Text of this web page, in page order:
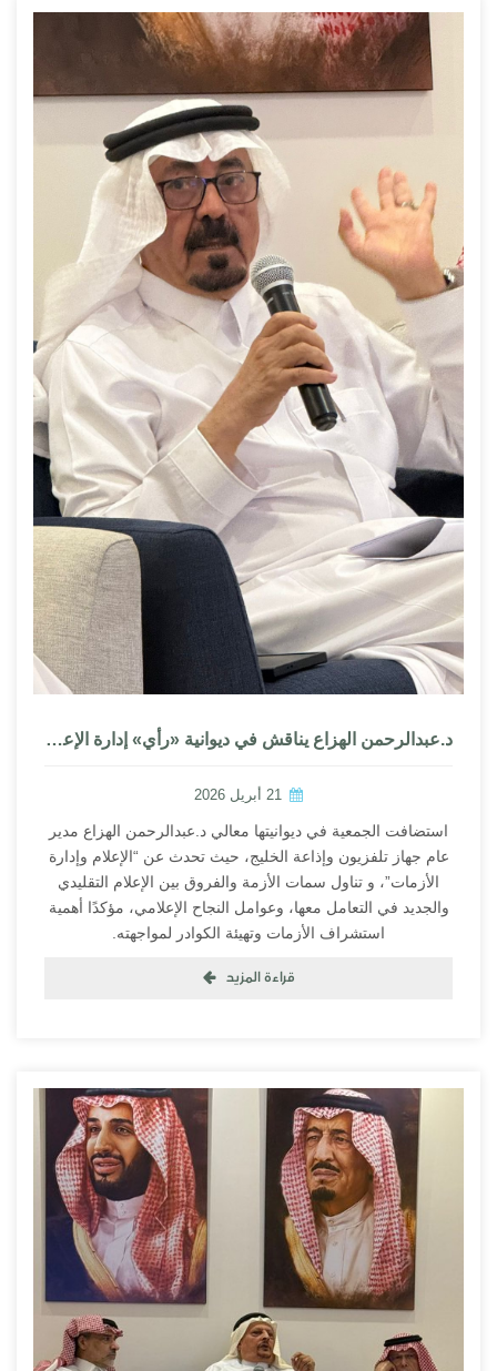
د.عبدالرحمن الهزاع يناقش في ديوانية «رأي» إدارة الإعلام في الأزمات
21 أبريل 2026
استضافت الجمعية في ديوانيتها معالي د.عبدالرحمن الهزاع مدير
عام جهاز تلفزيون وإذاعة الخليج، حيث تحدث عن “الإعلام وإدارة
الأزمات”، و تناول سمات الأزمة والفروق بين الإعلام التقليدي
والجديد في التعامل معها، وعوامل النجاح الإعلامي، مؤكدًا أهمية
استشراف الأزمات وتهيئة الكوادر لمواجهته.
قراءة المزيد